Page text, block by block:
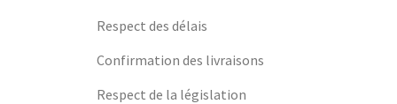
Respect des délais
Confirmation des livraisons
Respect de la législation